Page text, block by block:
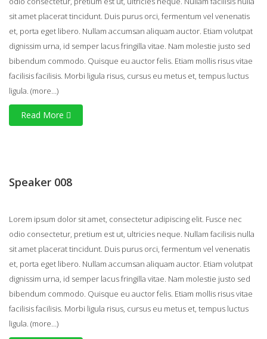
sit amet placerat tincidunt. Duis purus orci, fermentum vel venenatis
et, porta eget libero. Nullam accumsan aliquam auctor. Etiam volutpat
dignissim urna, id semper lacus fringilla vitae. Nam molestie justo sed
bibendum commodo. Quisque eu auctor felis. Etiam mollis risus vitae
facilisis facilisis. Morbi ligula risus, cursus eu metus et, tempus luctus
ligula. (more…)
Read More
Speaker 008
Lorem ipsum dolor sit amet, consectetur adipiscing elit. Fusce nec
odio consectetur, pretium est ut, ultricies neque. Nullam facilisis nulla
sit amet placerat tincidunt. Duis purus orci, fermentum vel venenatis
et, porta eget libero. Nullam accumsan aliquam auctor. Etiam volutpat
dignissim urna, id semper lacus fringilla vitae. Nam molestie justo sed
bibendum commodo. Quisque eu auctor felis. Etiam mollis risus vitae
facilisis facilisis. Morbi ligula risus, cursus eu metus et, tempus luctus
ligula. (more…)